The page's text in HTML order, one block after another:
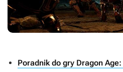
Poradnik do gry Dragon